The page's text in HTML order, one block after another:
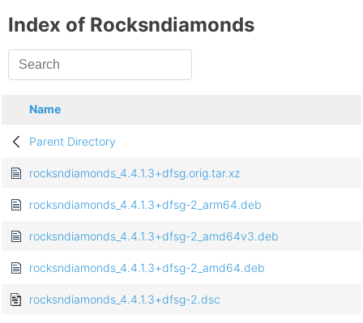
Index of Rocksndiamonds
Name
Parent Directory
rocksndiamonds_4.4.1.3+dfsg.orig.tar.xz
rocksndiamonds_4.4.1.3+dfsg-2_arm64.deb
rocksndiamonds_4.4.1.3+dfsg-2_amd64v3.deb
rocksndiamonds_4.4.1.3+dfsg-2_amd64.deb
rocksndiamonds_4.4.1.3+dfsg-2.dsc